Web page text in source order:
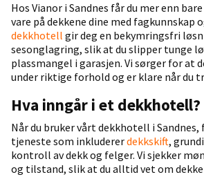
Hos Vianor i Sandnes får du mer enn
vare på dekkene dine med fagkunnskap
dekkhotell gir deg en bekymringsfri
sesonglagring, slik at du slipper tunge
plassmangel i garasjen. Vi sørger for at
under riktige forhold og er klare når du
Hva inngår i et dekkhotell?
Når du bruker vårt dekkhotell i
tjeneste som inkludererdekkskift,
kontroll av dekk og felger. Vi sjekker
og tilstand, slik at du alltid vet om